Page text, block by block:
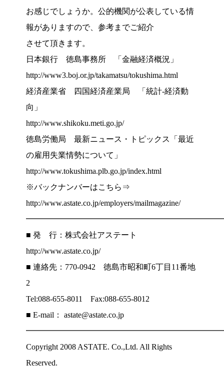
お感じでしょうか。公的機関が公表している情
報がありますので、参考までご紹介
させて頂きます。
日本銀行 徳島事務所 「金融経済概況」
http://www3.boj.or.jp/takamatsu/tokushima.html
経済産業省 四国経済産業局 「統計-経済動
向」
http://www.shikoku.meti.go.jp/
徳島労働局 最新ニュース・トピックス「最近
の雇用失業情勢について」
http://www.tokushima.plb.go.jp/index.html
※バックナンバーはこちら⇒
http://www.astate.co.jp/employers/mailmagazine/
■ 発 行：株式会社アステート
http://www.astate.co.jp/
■ 連絡先：770-0942 徳島市昭和町6丁目11番地
2
Tel:088-655-8011 Fax:088-655-8012
■ E-mail： astate@astate.co.jp
Copyright 2008 ASTATE. Co.,Ltd. All Rights
Reserved.